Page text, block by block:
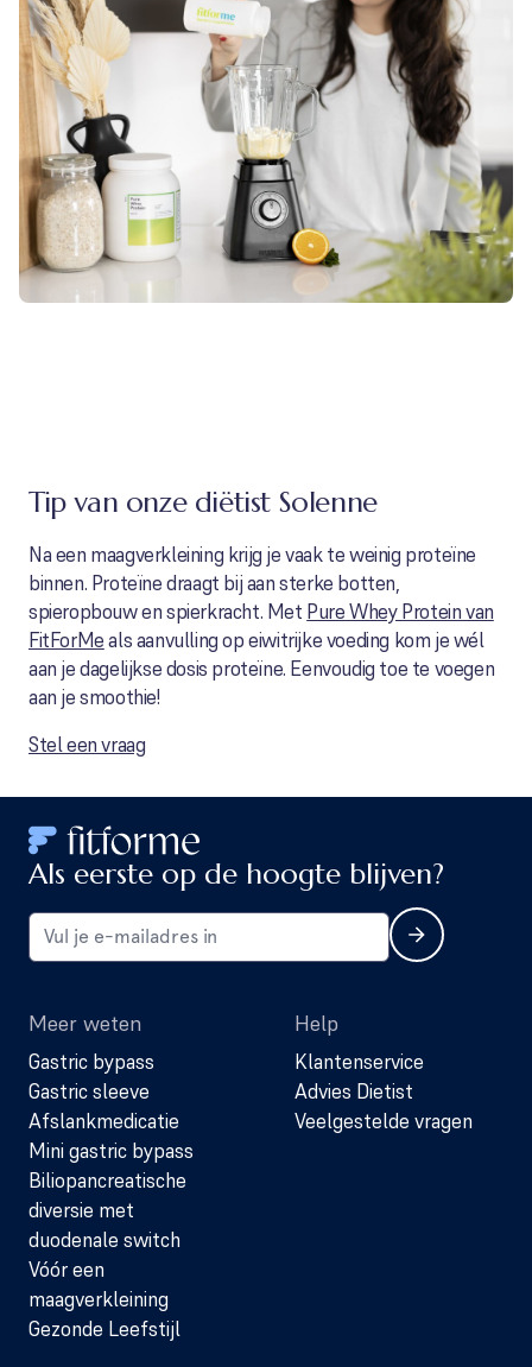
Tip van onze diëtist Solenne
Na een maagverkleining krijg je vaak te weinig proteïne
binnen. Proteïne draagt bij aan sterke botten,
spieropbouw en spierkracht. Met Pure Whey Protein van
FitForMeals aanvulling op eiwitrijke voeding kom je wél
aan je dagelijkse dosis proteïne. Eenvoudig toe te voegen
aan je smoothie!
Stel een vraag
Als eerste op de hoogte blijven?
Meer weten
Gastric bypass
Gastric sleeve
Afslankmedicatie
Mini gastric bypass
Biliopancreatische
diversie met
duodenale switch
Vóór een
maagverkleining
Gezonde Leefstijl
Help
Klantenservice
Advies Dietist
Veelgestelde vragen